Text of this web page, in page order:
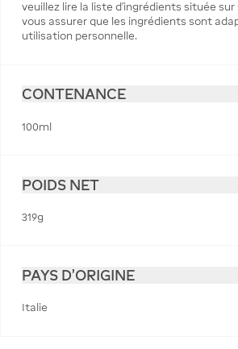
veuillez lire la liste d'ingrédients située
vous assurer que les ingrédients sont
utilisation personnelle.
CONTENANCE
100ml
POIDS NET
319g
PAYS D'ORIGINE
Italie